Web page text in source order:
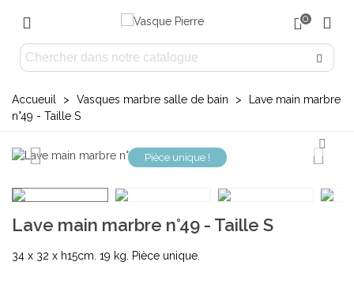
0
Accueuil > Vasques marbre salle de bain >
Lave main marbre
n°49 - Taille S
Pièce unique !
Lave main marbre n°49 - Taille S
34 x 32 x h15cm. 19 kg. Pièce unique.